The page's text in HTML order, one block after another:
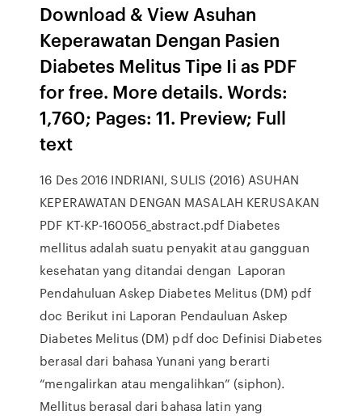
Download & View Asuhan
Keperawatan Dengan Pasien
Diabetes Melitus Tipe Ii as PDF
for free. More details. Words:
1,760; Pages: 11. Preview; Full
text
16 Des 2016 INDRIANI, SULIS (2016) ASUHAN
KEPERAWATAN DENGAN MASALAH KERUSAKAN
PDF KT-KP-160056_abstract.pdf Diabetes
mellitus adalah suatu penyakit atau gangguan
kesehatan yang ditandai dengan Laporan
Pendahuluan Askep Diabetes Melitus (DM) pdf
doc Berikut ini Laporan Pendauluan Askep
Diabetes Melitus (DM) pdf doc Definisi Diabetes
berasal dari bahasa Yunani yang berarti
“mengalirkan atau mengalihkan” (siphon).
Mellitus berasal dari bahasa latin yang